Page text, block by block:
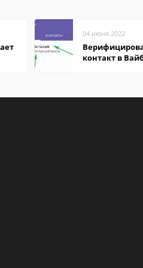
04 июня 2022
контакт в